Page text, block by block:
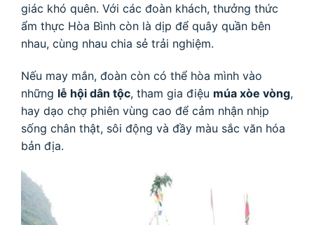
giác khó quên. Với các đoàn khách, thưởng thức
ẩm thực Hòa Bình còn là dịp để quây quần bên
nhau, cùng nhau chia sẻ trải nghiệm.
Nếu may mắn, đoàn còn có thể hòa mình vào
những lễ hội dân tộc, tham gia điệu múa xòe vòng,
hay dạo chợ phiên vùng cao để cảm nhận nhịp
sống chân thật, sôi động và đầy màu sắc văn hóa
bản địa.